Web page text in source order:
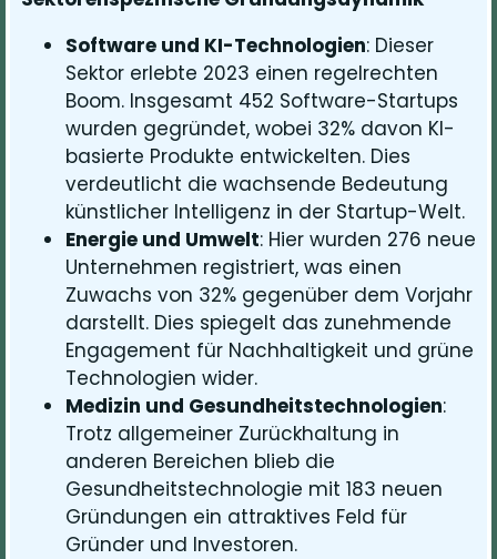
Software und KI-Technologien: Dieser
Sektor erlebte 2023 einen regelrechten
Boom. Insgesamt 452 Software-Startups
wurden gegründet, wobei 32% davon KI-
basierte Produkte entwickelten. Dies
verdeutlicht die wachsende Bedeutung
künstlicher Intelligenz in der Startup-Welt.
Energie und Umwelt: Hier wurden 276 neue
Unternehmen registriert, was einen
Zuwachs von 32% gegenüber dem Vorjahr
darstellt. Dies spiegelt das zunehmende
Engagement für Nachhaltigkeit und grüne
Technologien wider.
Medizin und Gesundheitstechnologien:
Trotz allgemeiner Zurückhaltung in
anderen Bereichen blieb die
Gesundheitstechnologie mit 183 neuen
Gründungen ein attraktives Feld für
Gründer und Investoren.